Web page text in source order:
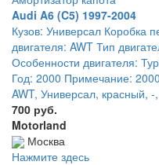
Audi A6 (C5) 1997-2004
Кузов: Универсал Коробка
двигателя: AWT Тип
Особенности двигателя:
Год: 2000 Примечание:
AWT, Универсал, красный, -,
700 руб.
Motorland
Москва
Нажмите здесь